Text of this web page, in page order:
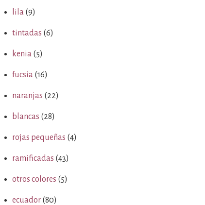
lila (9)
tintadas (6)
kenia (5)
fucsia (16)
naranjas (22)
blancas (28)
rojas pequeñas (4)
ramificadas (43)
otros colores (5)
ecuador (80)